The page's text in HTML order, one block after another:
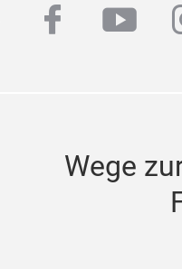
facebook
Wege